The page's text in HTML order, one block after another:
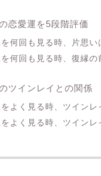
恋愛運を5段階評価
何回も見る時、片思い
何回も見る時、復縁の
ツインレイとの関係
よく見る時、ツインレ
よく見る時、ツインレ